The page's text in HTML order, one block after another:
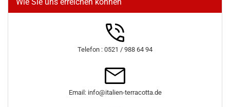
Telefon : 0521 / 988 64 94
Email: info@italien-terracotta.de